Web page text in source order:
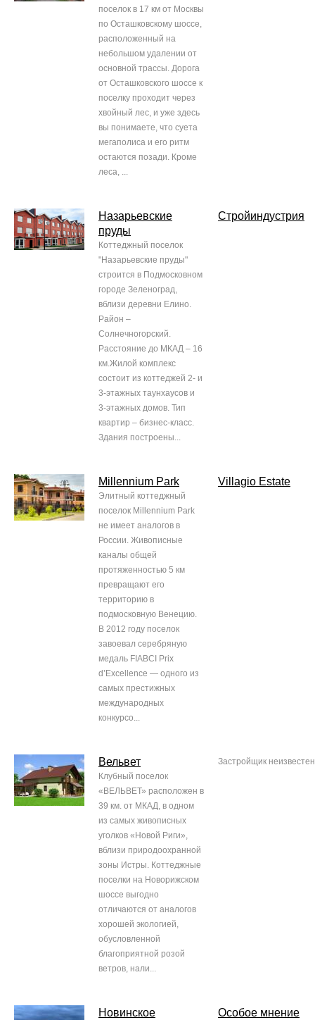
поселок в 17 км от Москвы
по Осташковскому шоссе,
расположенный на
небольшом удалении от
основной трассы. Дорога
от Осташковского шоссе к
поселку проходит через
хвойный лес, и уже здесь
вы понимаете, что суета
мегаполиса и его ритм
остаются позади. Кроме
леса, ...
Назарьевские
пруды
Коттеджный поселок
"Назарьевские пруды"
строится в Подмосковном
городе Зеленоград,
вблизи деревни Елино.
Район –
Солнечногорский.
Расстояние до МКАД – 16
км.Жилой комплекс
состоит из коттеджей 2- и
3-этажных таунхаусов и
3-этажных домов. Тип
квартир – бизнес-класс.
Здания построены...
Стройиндустрия
Millennium Park
Элитный коттеджный
поселок Millennium Park
не имеет аналогов в
России. Живописные
каналы общей
протяженностью 5 км
превращают его
территорию в
подмосковную Венецию.
В 2012 году поселок
завоевал серебряную
медаль FIABCI Prix
d’Excellence — одного из
самых престижных
международных
конкурсо...
Villagio Estate
Вельвет
Клубный поселок
«ВЕЛЬВЕТ» расположен в
39 км. от МКАД, в одном
из самых живописных
уголков «Новой Риги»,
вблизи природоохранной
зоны Истры. Коттеджные
поселки на Новорижском
шоссе выгодно
отличаются от аналогов
хорошей экологией,
обусловленной
благоприятной розой
ветров, нали...
Застройщик неизвестен
Новинское Особое мнение